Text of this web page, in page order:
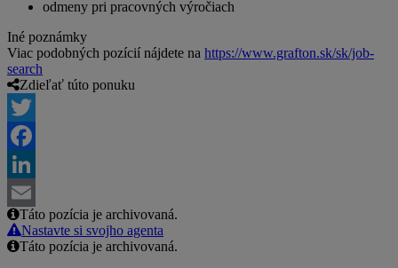
odmeny pri pracovných výročiach
Iné poznámky
Viac podobných pozícií nájdete na https://www.grafton.sk/sk/job-
search
Zdieľať túto ponuku
Twitter
Facebook
LinkedIn
Email
Táto pozícia je archivovaná.
Nastavte si svojho agenta
Táto pozícia je archivovaná.